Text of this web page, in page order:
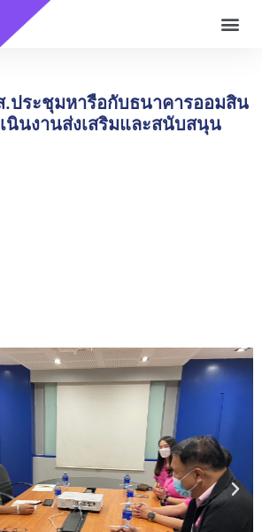
.ประชุมหารือกับธนาคารออมสิน
นินงานส่งเสริมและสนับสนุน